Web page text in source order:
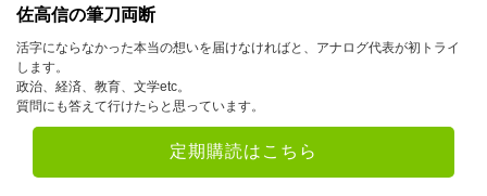
佐高信の筆刀両断
活字にならなかった本当の想いを届けなければと、アナログ代表が初トライ
します。
政治、経済、教育、文学etc。
質問にも答えて行けたらと思っています。
定期購読はこちら